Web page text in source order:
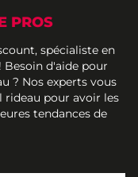
PROS
spécialiste en
Besoin d'aide pour
? Nos experts vous
rideau pour avoir les
tendances de